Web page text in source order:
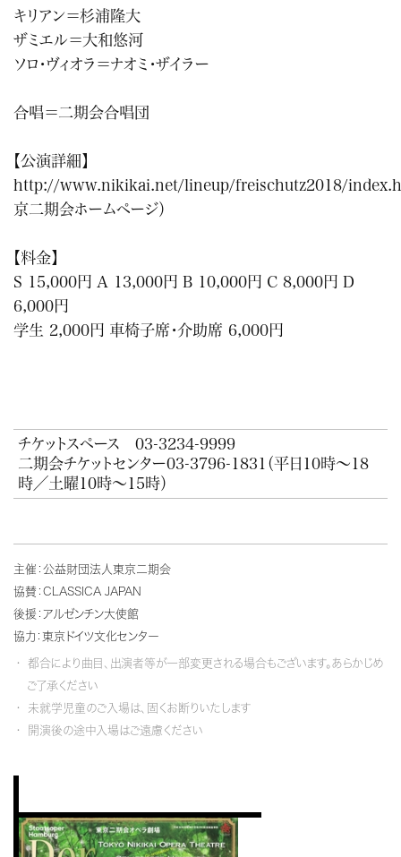
キリアン＝杉浦隆大
ザミエル＝大和悠河
ソロ・ヴィオラ＝ナオミ・ザイラー
合唱＝二期会合唱団
【公演詳細】
http://www.nikikai.net/lineup/freischutz2018/
京二期会ホームページ）
【料金】
S 15,000円 A 13,000円 B 10,000円 C 8,000円 D
6,000円
学生 2,000円 車椅子席・介助席 6,000円
チケットスペース 03-3234-9999
二期会チケットセンター03-3796-1831 （平日10時～18
時／土曜10時～15時）
主催：公益財団法人東京二期会
協賛：CLASSICA JAPAN
後援：アルゼンチン大使館
協力：東京ドイツ文化センター
都合により曲目、出演者等が一部変更される場合もございます。あらかじめ
ご了承ください
未就学児童のご入場は、固くお断りいたします
開演後の途中入場はご遠慮ください